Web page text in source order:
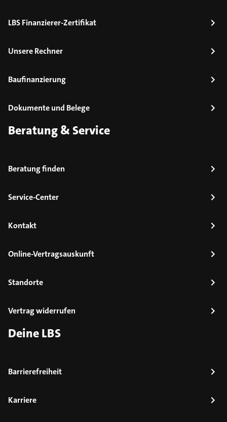
LBS Finanzierer-Zertifikat
Unsere Rechner
Baufinanzierung
Dokumente und Belege
Beratung & Service
Beratung finden
Service-Center
Kontakt
Online-Vertragsauskunft
Standorte
Vertrag widerrufen
Deine LBS
Barrierefreiheit
Karriere